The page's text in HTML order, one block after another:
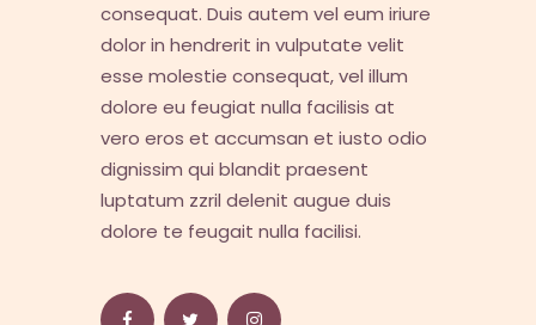
consequat. Duis autem vel eum iriure
dolor in hendrerit in vulputate velit
esse molestie consequat, vel illum
dolore eu feugiat nulla facilisis at
vero eros et accumsan et iusto odio
dignissim qui blandit praesent
luptatum zzril delenit augue duis
dolore te feugait nulla facilisi.